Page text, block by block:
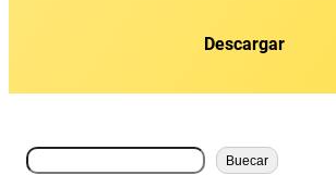
Descargar
搜 Buecar